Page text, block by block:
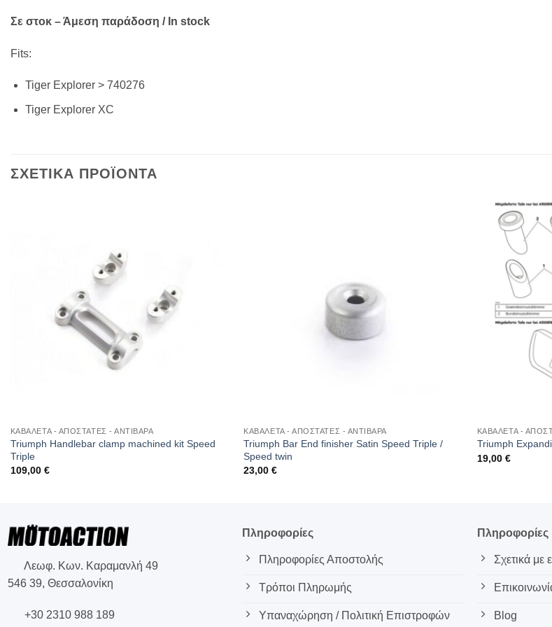
Σε στοκ – Άμεση παράδοση / In stock
Fits:
Tiger Explorer > 740276
Tiger Explorer XC
ΣΧΕΤΙΚΑ ΠΡΟΪΟΝΤΑ
ΚΑΒΑΛΕΤΑ - ΑΠΟΣΤΑΤΕΣ - ΑΝΤΙΒΑΡΑ
Triumph Handlebar clamp machined kit Speed
Triple
109,00 €
ΚΑΒΑΛΕΤΑ - ΑΠΟΣΤΑΤΕΣ - ΑΝΤΙΒΑΡΑ
Triumph Bar End finisher Satin Speed Triple /
Speed twin
23,00€
ΚΑΒΑΛΕΤΑ -
Triumph
19,00 €
Λεωφ. Κων. Καραμανλή 49
546 39, Θεσσαλονίκη
+30 2310 988 189
Πληροφορίες
Πληροφορίες Αποστολής
Τρόποι Πληρωμής
Υπαναχώρηση / Πολιτική Επιστροφών
Πληροφορίες
Σχετικά με
Blog